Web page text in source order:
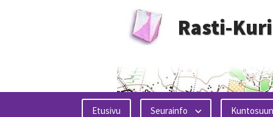
Rasti-
Etusivu Seurainfo